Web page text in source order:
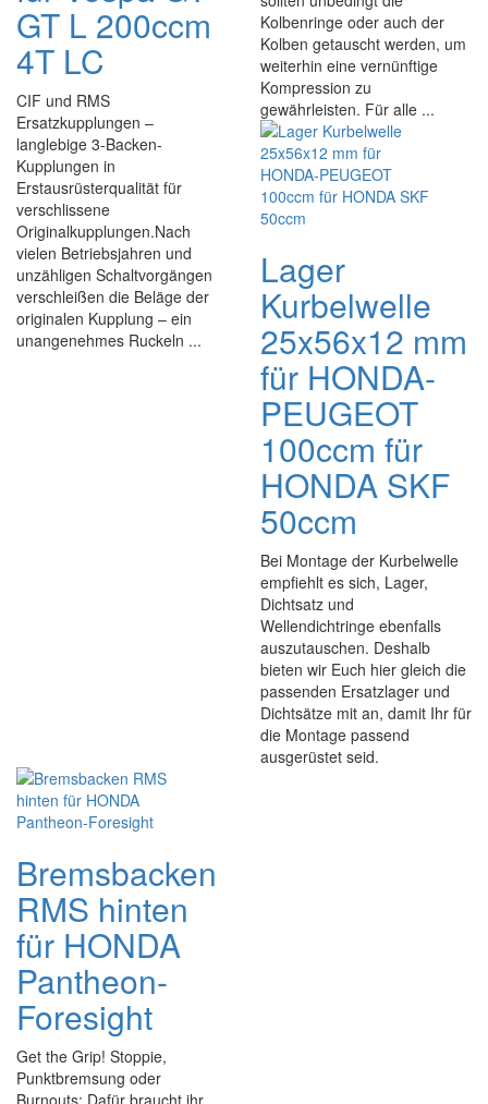
GT L 200ccm
4T LC
CIF und RMS
Ersatzkupplungen –
langlebige 3-Backen-
Kupplungen in
Erstausrüsterqualität für
verschlissene
Originalkupplungen.Nach
vielen Betriebsjahren und
unzähligen Schaltvorgängen
verschleißen die Beläge der
originalen Kupplung – ein
unangenehmes Ruckeln ...
Kolbenringe oder auch der
Kolben getauscht werden, um
weiterhin eine vernünftige
Kompression zu
gewährleisten. Für alle ...
Lager
Kurbelwelle
25x56x12 mm
für HONDA-
PEUGEOT
100ccm für
HONDA SKF
50ccm
Bei Montage der Kurbelwelle
empfiehlt es sich, Lager,
Dichtsatz und
Wellendichtringe ebenfalls
auszutauschen. Deshalb
bieten wir Euch hier gleich die
passenden Ersatzlager und
Dichtsätze mit an, damit Ihr für
die Montage passend
ausgerüstet seid.
Bremsbacken
RMS hinten
für HONDA
Pantheon-
Foresight
Get the Grip! Stoppie,
Punktbremsung oder
Burnouts: Dafür braucht ihr